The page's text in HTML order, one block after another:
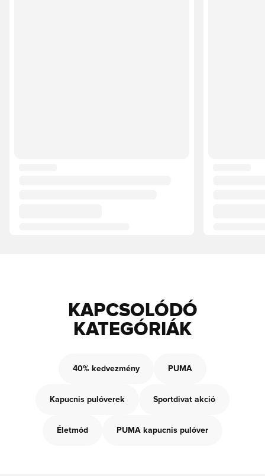
KAPCSOLÓDÓ
KATEGÓRIÁK
40% kedvezmény PUMA
Kapucnis pulóverek Sportdivat akció
Életmód PUMA kapucnis pulóver